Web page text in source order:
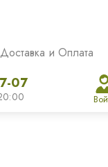
Доставка и Оплата
07